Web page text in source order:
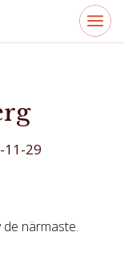
11-29
de närmaste.